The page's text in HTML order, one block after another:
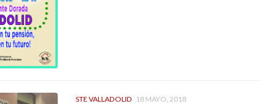
STE VALLADOLID 18 MAYO, 2018